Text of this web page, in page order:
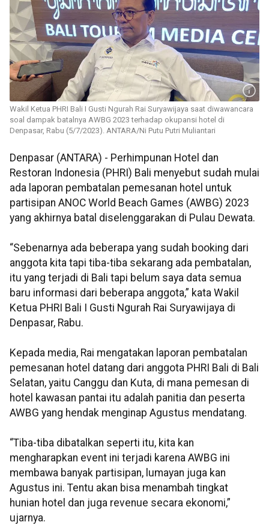
Wakil Ketua PHRI Bali I Gusti Ngurah Rai Suryawijaya saat diwawancara
soal dampak batalnya AWBG 2023 terhadap okupansi hotel di
Denpasar, Rabu (5/7/2023). ANTARA/Ni Putu Putri Muliantari
Denpasar (ANTARA) - Perhimpunan Hotel dan
Restoran Indonesia (PHRI) Bali menyebut sudah mulai
ada laporan pembatalan pemesanan hotel untuk
partisipan ANOC World Beach Games (AWBG) 2023
yang akhirnya batal diselenggarakan di Pulau Dewata.
“Sebenarnya ada beberapa yang sudah booking dari
anggota kita tapi tiba-tiba sekarang ada pembatalan,
itu yang terjadi di Bali tapi belum saya data semua
baru informasi dari beberapa anggota,” kata Wakil
Ketua PHRI Bali I Gusti Ngurah Rai Suryawijaya di
Denpasar, Rabu.
Kepada media, Rai mengatakan laporan pembatalan
pemesanan hotel datang dari anggota PHRI Bali di Bali
Selatan, yaitu Canggu dan Kuta, di mana pemesan di
hotel kawasan pantai itu adalah panitia dan peserta
AWBG yang hendak menginap Agustus mendatang.
“Tiba-tiba dibatalkan seperti itu, kita kan
mengharapkan event ini terjadi karena AWBG ini
membawa banyak partisipan, lumayan juga kan
Agustus ini. Tentu akan bisa menambah tingkat
hunian hotel dan juga revenue secara ekonomi,”
ujarnya.